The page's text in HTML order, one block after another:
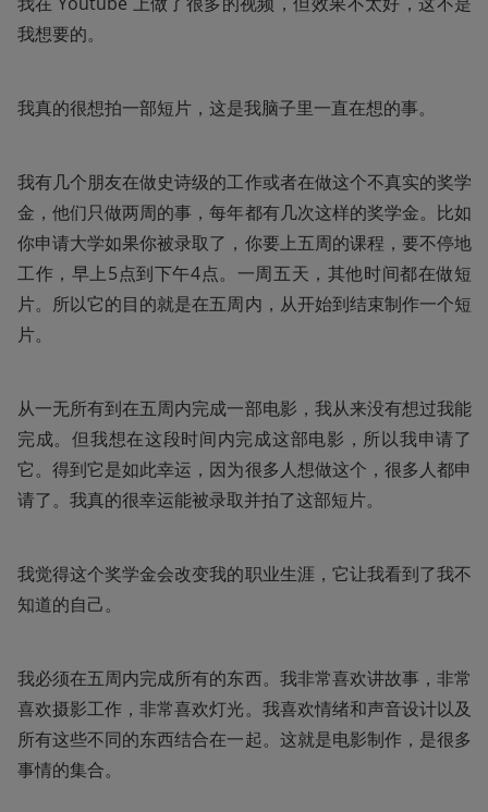
我想要的。
我真的很想拍一部短片，这是我脑子里一直在想的事。
我有几个朋友在做史诗级的工作或者在做这个不真实的奖学
金，他们只做两周的事，每年都有几次这样的奖学金。比如
你申请大学如果你被录取了，你要上五周的课程，要不停地
工作，早上5点到下午4点。一周五天，其他时间都在做短
片。所以它的目的就是在五周内，从开始到结束制作一个短
片。
从一无所有到在五周内完成一部电影，我从来没有想过我能
完成。但我想在这段时间内完成这部电影，所以我申请了
它。得到它是如此幸运，因为很多人想做这个，很多人都申
请了。我真的很幸运能被录取并拍了这部短片。
我觉得这个奖学金会改变我的职业生涯，它让我看到了我不
知道的自己。
我必须在五周内完成所有的东西。我非常喜欢讲故事，非常
喜欢摄影工作，非常喜欢灯光。我喜欢情绪和声音设计以及
所有这些不同的东西结合在一起。这就是电影制作，是很多
事情的集合。